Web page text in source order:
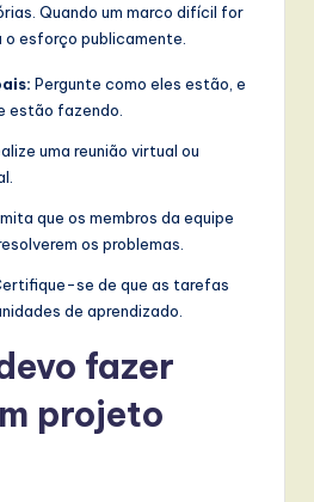
Quando um marco difícil for
esforço publicamente.
Pergunte como eles estão, e
estão fazendo.
uma reunião virtual ou
que os membros da equipe
os problemas.
se de que as tarefas
de aprendizado.
fazer
projeto